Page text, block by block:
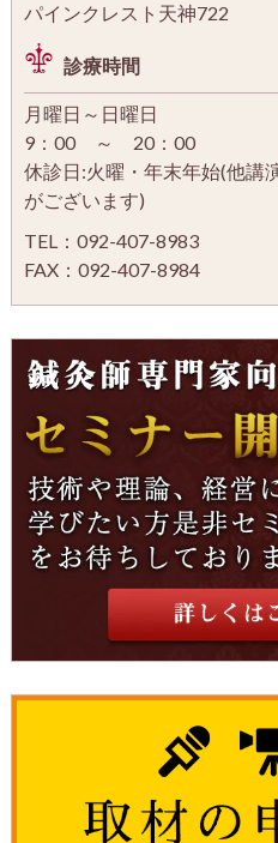
パインクレスト天神722
診療時間
月曜日～日曜日
9：00 ～ 20：00
休診日:火曜・年末年始(他講
がございます)
TEL：092-407-8983
FAX：092-407-8984